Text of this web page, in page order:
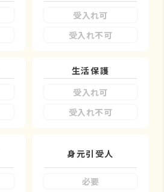
受入れ可
受入れ不可
生活保護
受入れ可
受入れ不可
身元引受人
必要